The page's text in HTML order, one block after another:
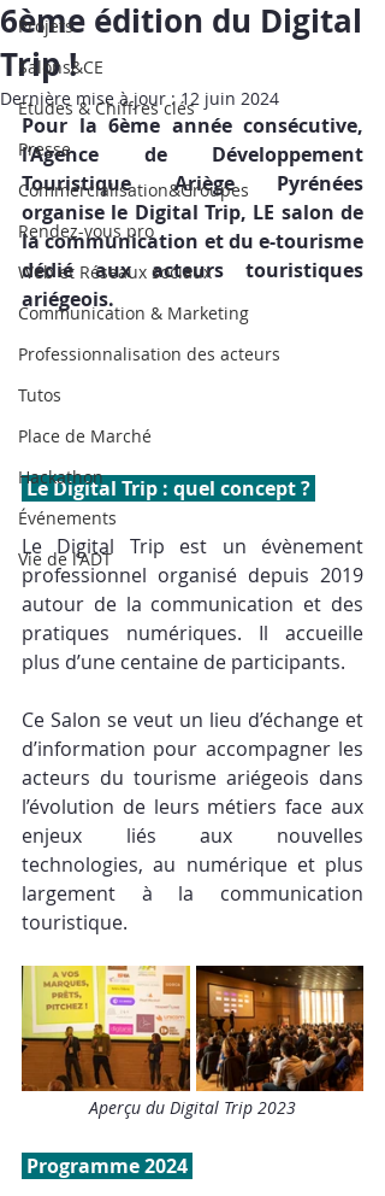
Projets
Salons&CE
Etudes & Chiffres clés
Presse
Commercialisation&Groupes
Rendez-vous pro
Web et Réseaux sociaux
Communication & Marketing
Professionnalisation des acteurs
Tutos
Place de Marché
Hackathon
Événements
Vie de l'ADT
6ème édition du Digital
Trip !
Dernière mise à jour : 12 juin 2024
Pour la 6ème année consécutive,
l’Agence de Développement
Touristique Ariège Pyrénées
organise le Digital Trip, LE salon de
la communication et du e-tourisme
dédié aux acteurs touristiques
ariégeois.
Le Digital Trip : quel concept ?
Le Digital Trip est un évènement
professionnel organisé depuis 2019
autour de la communication et des
pratiques numériques. Il accueille
plus d’une centaine de participants.
Ce Salon se veut un lieu d’échange et
d’information pour accompagner les
acteurs du tourisme ariégeois dans
l’évolution de leurs métiers face aux
enjeux liés aux nouvelles
technologies, au numérique et plus
largement à la communication
touristique.
Aperçu du Digital Trip 2023
Programme 2024